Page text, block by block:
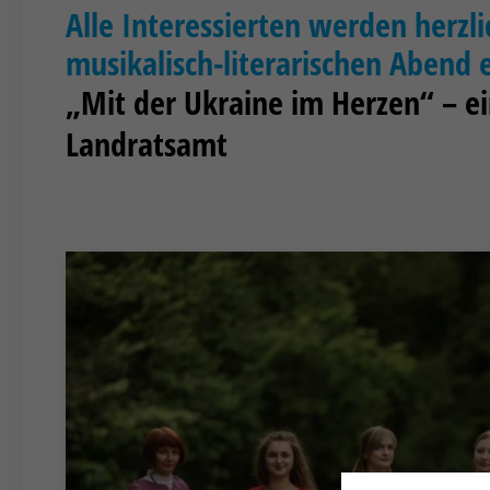
Alle Interessierten werden
musikalisch-literarischen Abend
„Mit der Ukraine im Herzen“ –
Landratsamt